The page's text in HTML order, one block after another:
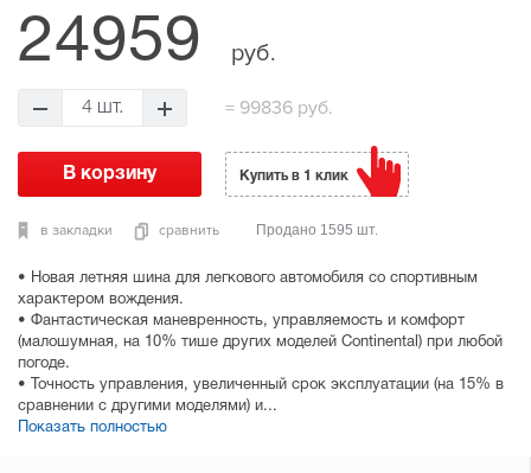
• Новая летняя шина для легкового автомобиля со спортивным
характером вождения.
• Фантастическая маневренность, управляемость и комфорт
(малошумная, на 10% тише других моделей Continental) при любой
погоде.
• Точность управления, увеличенный срок эксплуатации (на 15% в
сравнении с другими моделями) и...
Показать полностью
24959 руб.
4 шт. = 99836 руб.
в закладки сравнить
Купить в 1 клик
Продано 1595 шт.